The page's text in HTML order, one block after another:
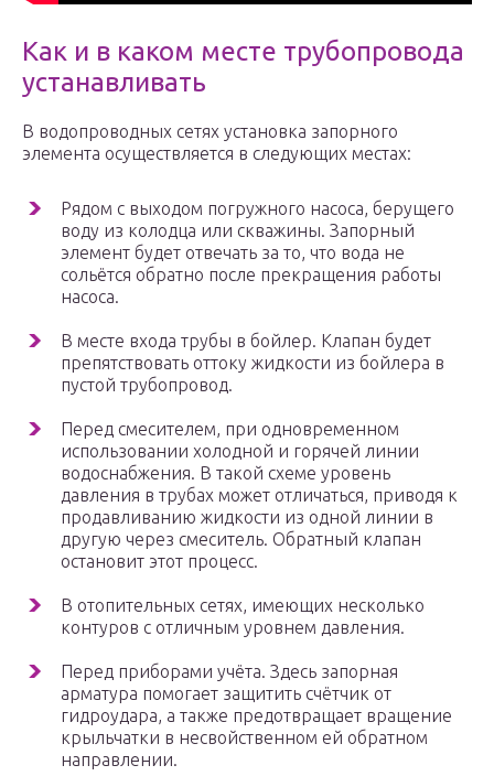
Как и в каком месте трубопровода
устанавливать
В водопроводных сетях установка запорного
элемента осуществляется в следующих местах:
Рядом с выходом погружного насоса, берущего
воду из колодца или скважины. Запорный
элемент будет отвечать за то, что вода не
сольётся обратно после прекращения работы
насоса.
В месте входа трубы в бойлер. Клапан будет
препятствовать оттоку жидкости из бойлера в
пустой трубопровод.
Перед смесителем, при одновременном
использовании холодной и горячей линии
водоснабжения. В такой схеме уровень
давления в трубах может отличаться, приводя к
продавливанию жидкости из одной линии в
другую через смеситель. Обратный клапан
остановит этот процесс.
В отопительных сетях, имеющих несколько
контуров с отличным уровнем давления.
Перед приборами учёта. Здесь запорная
арматура помогает защитить счётчик от
гидроудара, а также предотвращает вращение
крыльчатки в несвойственном ей обратном
направлении.